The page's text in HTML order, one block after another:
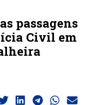
passagens
Civil em